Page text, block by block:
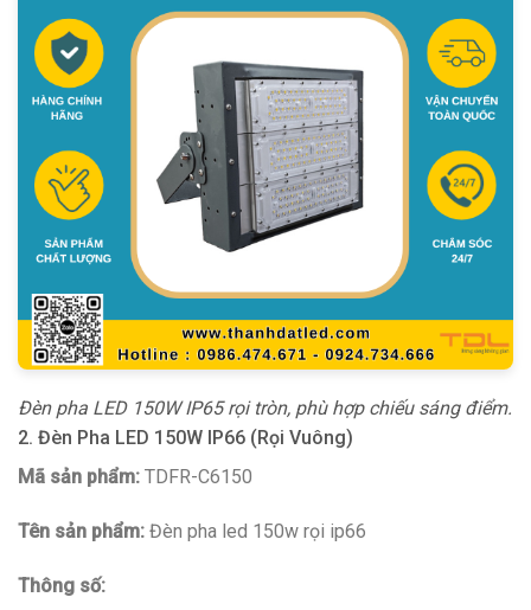
Đèn pha LED 150W IP65 rọi tròn, phù hợp chiếu sáng điểm.
2. Đèn Pha LED 150W IP66 (Rọi Vuông)
Mã sản phẩm: TDFR-C6150
Tên sản phẩm: Đèn pha led 150w rọi ip66
Thông số: